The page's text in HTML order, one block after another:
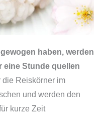
haben, werden
eine Stunde quellen
die Reiskörner im
und werden den
kurze Zeit